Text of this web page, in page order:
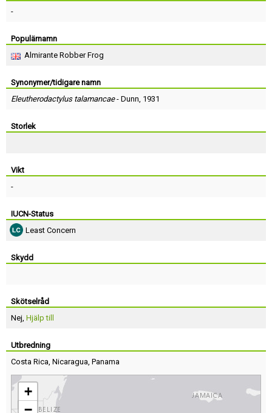
-
Populärnamn
Almirante Robber Frog
Synonymer/tidigare namn
Eleutherodactylus talamancae- Dunn, 1931
Storlek
Vikt
-
IUCN-Status
Least Concern
Skydd
Skötselråd
Nej, Hjälp till
Utbredning
Costa Rica, Nicaragua, Panama
+
−